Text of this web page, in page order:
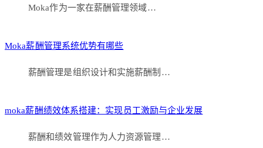
Moka作为一家在薪酬管理领域…
Moka薪酬管理系统优势有哪些
薪酬管理是组织设计和实施薪酬制…
moka薪酬绩效体系搭建：实现员工激励与企业发展
薪酬和绩效管理作为人力资源管理…